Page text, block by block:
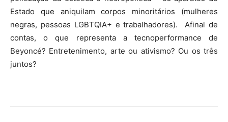
Estado que aniquilam corpos minoritários (mulheres
negras, pessoas LGBTQIA+ e trabalhadores). Afinal de
contas, o que representa a tecnoperformance de
Beyoncé? Entretenimento, arte ou ativismo? Ou os três
juntos?